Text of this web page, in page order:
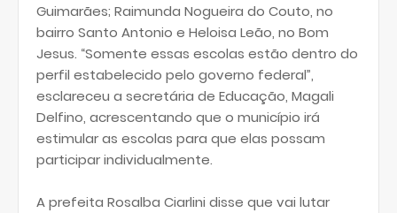
Guimarães; Raimunda Nogueira do Couto, no
bairro Santo Antonio e Heloisa Leão, no Bom
Jesus. “Somente essas escolas estão dentro do
perfil estabelecido pelo governo federal”,
esclareceu a secretária de Educação, Magali
Delfino, acrescentando que o município irá
estimular as escolas para que elas possam
participar individualmente.
A prefeita Rosalba Ciarlini disse que vai lutar